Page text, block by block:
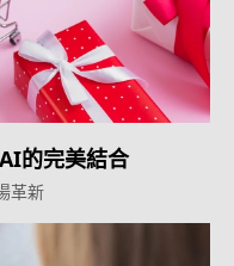
的完美結合
革新